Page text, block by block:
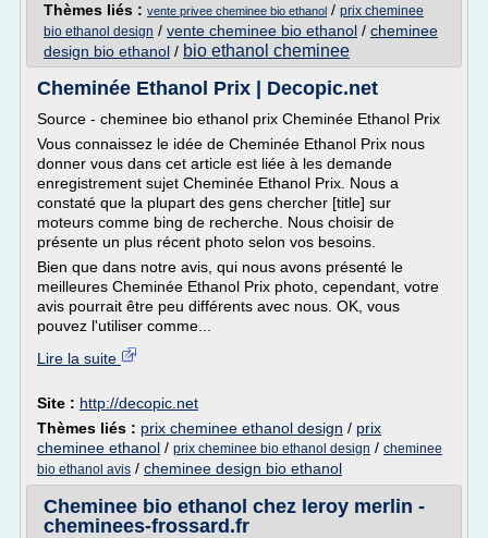
Thèmes liés : vente privee cheminee bio ethanol / prix cheminee
bio ethanol design / vente cheminee bio ethanol / cheminee
design bio ethanol / bio ethanol cheminee
Cheminée Ethanol Prix | Decopic.net
Source - cheminee bio ethanol prix Cheminée Ethanol Prix
Vous connaissez le idée de Cheminée Ethanol Prix nous
donner vous dans cet article est liée à les demande
enregistrement sujet Cheminée Ethanol Prix. Nous a
constaté que la plupart des gens chercher [title] sur
moteurs comme bing de recherche. Nous choisir de
présente un plus récent photo selon vos besoins.
Bien que dans notre avis, qui nous avons présenté le
meilleures Cheminée Ethanol Prix photo, cependant, votre
avis pourrait être peu différents avec nous. OK, vous
pouvez l'utiliser comme...
Lire la suite
Site : http://decopic.net
Thèmes liés : prix cheminee ethanol design / prix
cheminee ethanol / prix cheminee bio ethanol design / cheminee
bio ethanol avis / cheminee design bio ethanol
Cheminee bio ethanol chez leroy merlin -
cheminees-frossard.fr